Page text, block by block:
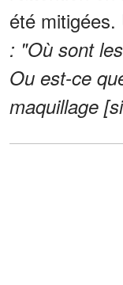
été
: "Où sont
Ou est-ce
maquillage